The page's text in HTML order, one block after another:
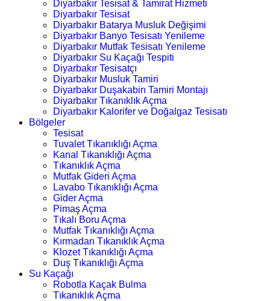
Diyarbakır Tesisat & Tamirat Hizmeti
Diyarbakır Tesisat
Diyarbakır Batarya Musluk Değişimi
Diyarbakır Banyo Tesisatı Yenileme
Diyarbakır Mutfak Tesisatı Yenileme
Diyarbakır Su Kaçağı Tespiti
Diyarbakır Tesisatçı
Diyarbakır Musluk Tamiri
Diyarbakır Duşakabin Tamiri Montajı
Diyarbakır Tıkanıklık Açma
Diyarbakır Kalorifer ve Doğalgaz Tesisatı
Bölgeler
Tesisat
Tuvalet Tıkanıklığı Açma
Kanal Tıkanıklığı Açma
Tıkanıklık Açma
Mutfak Gideri Açma
Lavabo Tıkanıklığı Açma
Gider Açma
Pimaş Açma
Tıkalı Boru Açma
Mutfak Tıkanıklığı Açma
Kırmadan Tıkanıklık Açma
Klozet Tıkanıklığı Açma
Duş Tıkanıklığı Açma
Su Kaçağı
Robotla Kaçak Bulma
Tıkanıklık Açma